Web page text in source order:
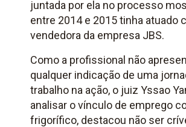
juntada por ela no processo
entre 2014 e 2015 tinha atuado
vendedora da empresa JBS.
Como a profissional não
qualquer indicação de uma
trabalho na ação, o juiz Yssao
analisar o vínculo de emprego
frigorífico, destacou não ser